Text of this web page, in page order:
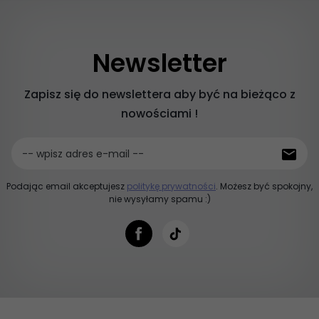
Newsletter
Zapisz się do newslettera aby być na bieżąco z
nowościami !
-- wpisz adres e-mail --
Podając email akceptujesz politykę prywatności. Możesz być spokojny,
nie wysyłamy spamu :)